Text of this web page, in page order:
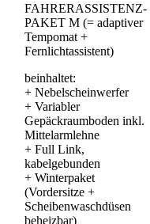
FAHRERASSISTENZ-
PAKET M (= adaptiver
Tempomat +
Fernlichtassistent)
beinhaltet:
+ Nebelscheinwerfer
+ Variabler
Gepäckraumboden inkl.
Mittelarmlehne
+ Full Link,
kabelgebunden
+ Winterpaket
(Vordersitze +
Scheibenwaschdüsen
beheizbar)